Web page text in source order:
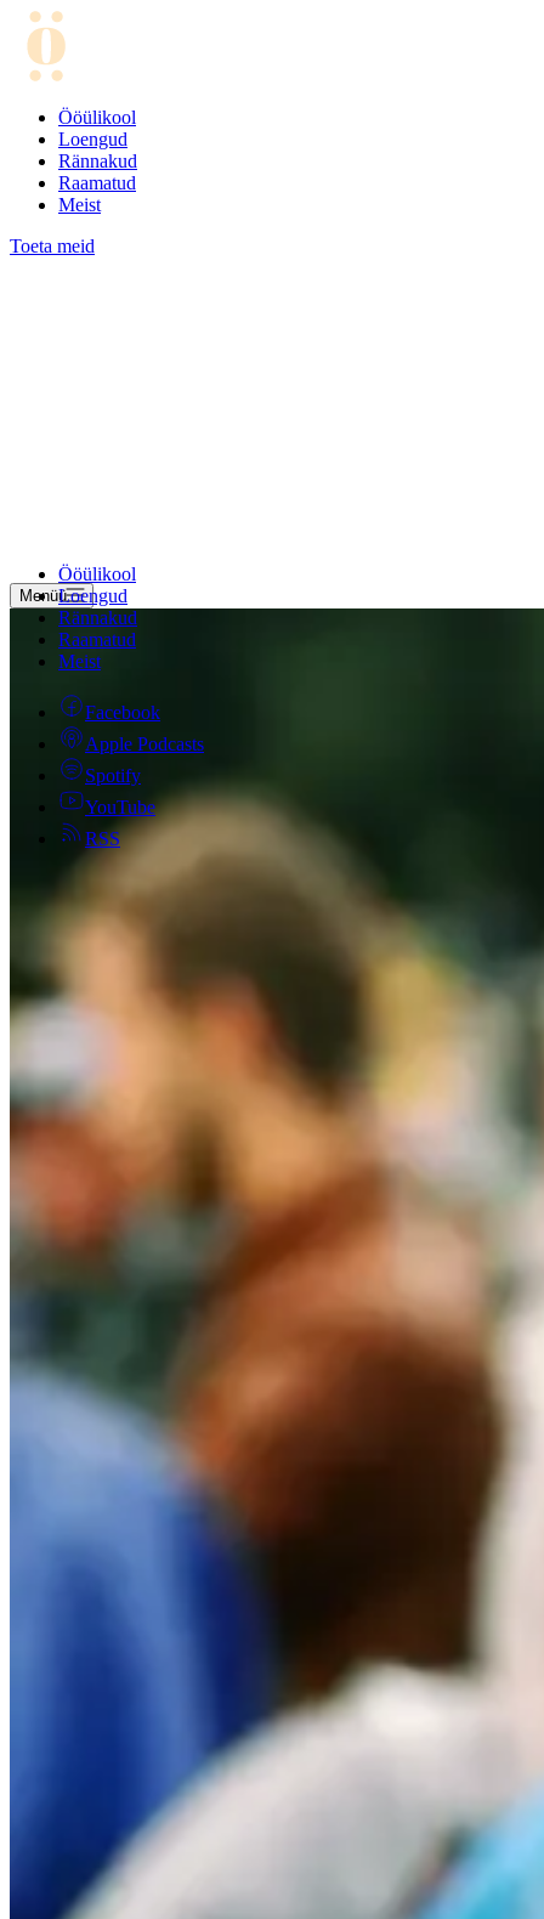
Ööülikool
Loengud
Rännakud
Raamatud
Meist
Toeta meid
Ööülikool
Loengud
Rännakud
Raamatud
Meist
Facebook
Apple Podcasts
Spotify
YouTube
RSS
Menüü